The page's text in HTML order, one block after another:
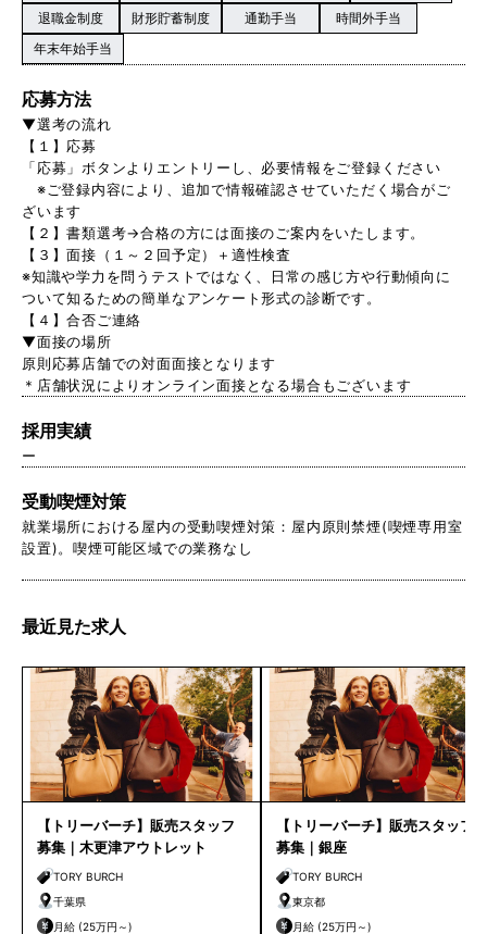
退職金制度 財形貯蓄制度 通勤手当
時間外手当
年末年始手当
応募方法
▼選考の流れ
【１】応募
「応募」ボタンよりエントリーし、必要情報をご登録ください
※ご登録内容により、追加で情報確認させていただく場合がご
ざいます
【２】書類選考→合格の方には面接のご案内をいたします。
【３】面接（１～２回予定）＋適性検査
※知識や学力を問うテストではなく、日常の感じ方や行動傾向に
ついて知るための簡単なアンケート形式の診断です。
【４】合否ご連絡
▼面接の場所
原則応募店舗での対面面接となります
＊店舗状況によりオンライン面接となる場合もございます
採用実績
ー
受動喫煙対策
就業場所における屋内の受動喫煙対策：屋内原則禁煙(喫煙専用室
設置)。喫煙可能区域での業務なし
最近見た求人
【トリーバーチ】販売スタッフ
募集｜木更津アウトレット
TORY BURCH
千葉県
月給 (25万円～)
【トリーバーチ】販売スタッフ
募集｜銀座
TORY BURCH
東京都
月給 (25万円～)